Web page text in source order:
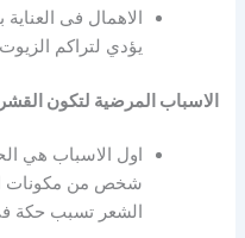
الاهمال فى
يؤدي لتراكم
الاسباب المرضية لتكون
اول الاسباب هي
شخص من مكونات
الشعر تسبب حكة